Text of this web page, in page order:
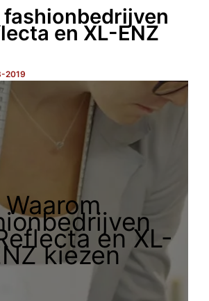
fashionbedrijven
en XL-ENZ
2019
Waarom
en XL-
kiezen